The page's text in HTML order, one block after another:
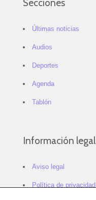
Secciones
Últimas noticias
Audios
Deportes
Agenda
Tablón
Información legal
Aviso legal
Política de privacidad